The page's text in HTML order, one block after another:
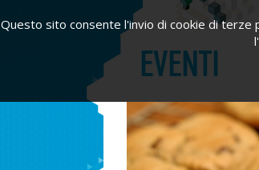
EVENTI
Questo sito consente l'invio di cookie di terze